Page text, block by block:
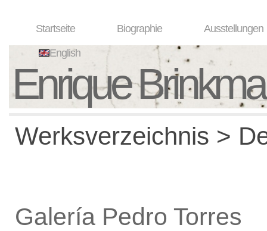
Startseite Biographie Ausstellungen
English
Enrique
Werksverzeichnis >
Galería Pedro Torres